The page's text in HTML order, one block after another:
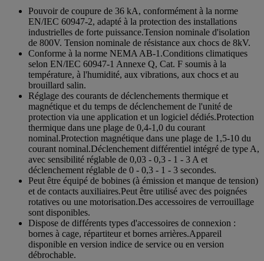
Pouvoir de coupure de 36 kA, conformément à la norme
EN/IEC 60947-2, adapté à la protection des installations
industrielles de forte puissance.Tension nominale d'isolation
de 800V. Tension nominale de résistance aux chocs de 8kV.
Conforme à la norme NEMA AB-1.Conditions climatiques
selon EN/IEC 60947-1 Annexe Q, Cat. F soumis à la
température, à l'humidité, aux vibrations, aux chocs et au
brouillard salin.
Réglage des courants de déclenchements thermique et
magnétique et du temps de déclenchement de l'unité de
protection via une application et un logiciel dédiés.Protection
thermique dans une plage de 0,4-1,0 du courant
nominal.Protection magnétique dans une plage de 1,5-10 du
courant nominal.Déclenchement différentiel intégré de type A,
avec sensibilité réglable de 0,03 - 0,3 - 1 - 3 A et
déclenchement réglable de 0 - 0,3 - 1 - 3 secondes.
Peut être équipé de bobines (à émission et manque de tension)
et de contacts auxiliaires.Peut être utilisé avec des poignées
rotatives ou une motorisation.Des accessoires de verrouillage
sont disponibles.
Dispose de différents types d'accessoires de connexion :
bornes à cage, répartiteur et bornes arrières.Appareil
disponible en version indice de service ou en version
débrochable.